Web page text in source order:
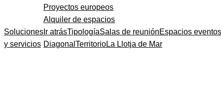
Soluciones
y servicios
Proyectos europeos
Alquiler de espacios
Ir atrásTipologíaSalas de reuniónEspacios eventos
Diagonal TerritorioLa Llotja de Mar